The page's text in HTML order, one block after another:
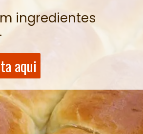
ingredientes
aqui
aqui